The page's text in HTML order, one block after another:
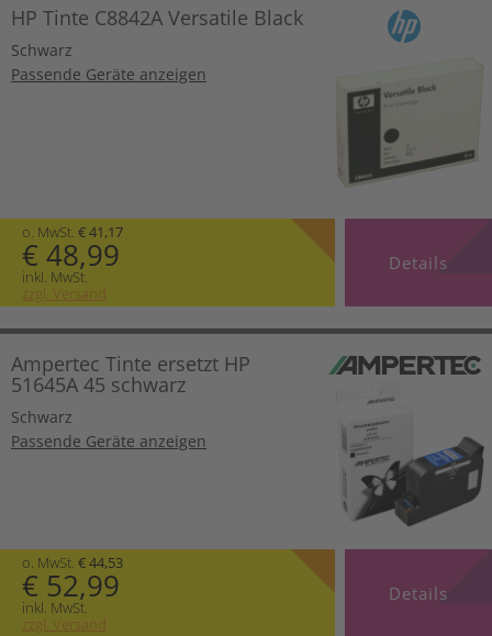
HP Tinte C8842A Versatile Black
Schwarz
Passende Geräte anzeigen
o. MwSt. € 41,17
€ 48,99
inkl. MwSt.
zzgl. Versand
Details
Ampertec Tinte ersetzt HP
51645A 45 schwarz
Schwarz
Passende Geräte anzeigen
o. MwSt. € 44,53
€ 52,99
inkl. MwSt.
zzgl. Versand
Details